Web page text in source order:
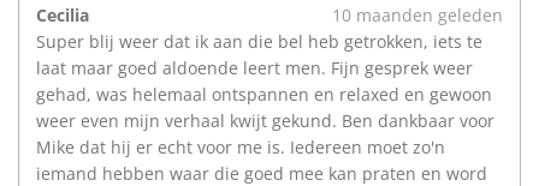
Cecilia
10 maanden geleden
Super blij weer dat ik aan die bel heb getrokken, iets te
laat maar goed aldoende leert men. Fijn gesprek weer
gehad, was helemaal ontspannen en relaxed en gewoon
weer even mijn verhaal kwijt gekund. Ben dankbaar voor
Mike dat hij er echt voor me is. Iedereen moet zo'n
iemand hebben waar die goed mee kan praten en word